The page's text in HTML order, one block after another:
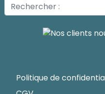
Politique de